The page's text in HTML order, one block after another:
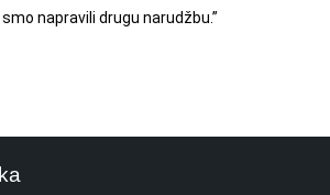
napravili drugu narudžbu.”